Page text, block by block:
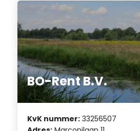
BO-Rent B.V.
KvK nummer: 33256507